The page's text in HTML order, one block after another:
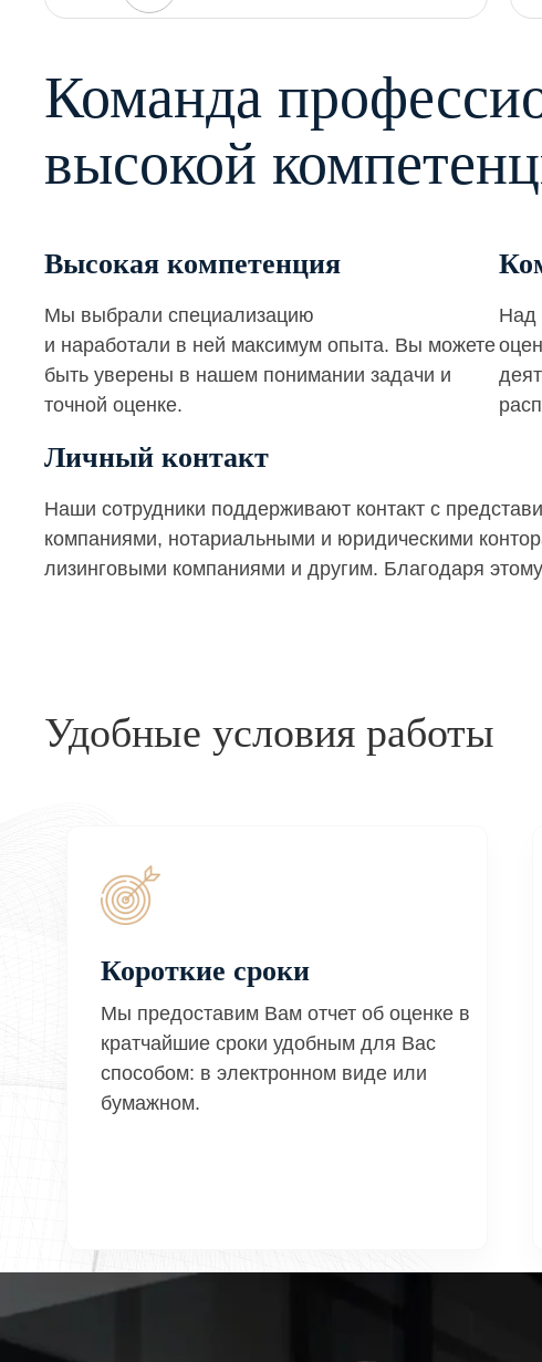
Команда
высокой
Высокая компетенция
Мы выбрали специализацию
и наработали в ней максимум опыта. Вы можете
быть уверены в нашем понимании задачи и
точной оценке.
Над
Личный контакт
Наши сотрудники поддерживают контакт с
компаниями, нотариальными и юридическими
лизинговыми компаниями и другим. Благодаря
Удобные условия работы
Короткие сроки
Мы предоставим Вам отчет об оценке в
кратчайшие сроки удобным для Вас
способом: в электронном виде или
бумажном.